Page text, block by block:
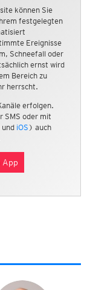
können Sie
festgelegten
Ereignisse
Schneefall oder
ernst wird
Bereich zu
herrscht.
erfolgen.
SMS oder mit
und iOS ) auch
App